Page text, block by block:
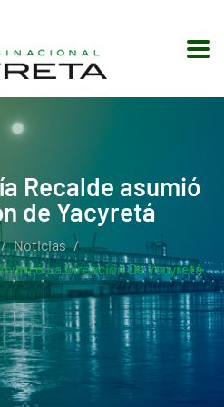
Recalde asumió
de Yacyretá
Noticias
La Dirección De Yacyretá